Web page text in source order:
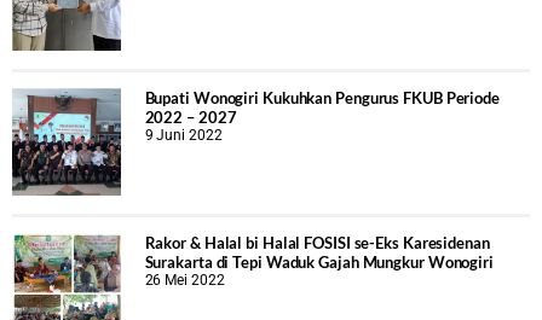
Bupati Wonogiri Kukuhkan Pengurus FKUB Periode
2022 – 2027
9 Juni 2022
Rakor & Halal bi Halal FOSISI se-Eks Karesidenan
Surakarta di Tepi Waduk Gajah Mungkur Wonogiri
26 Mei 2022